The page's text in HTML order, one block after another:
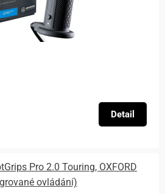
Detail
Pro 2.0 Touring, OXFORD
ovládání)